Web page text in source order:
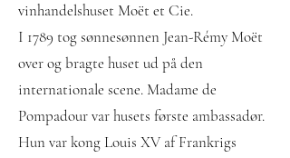
vinhandelshuset Moët et Cie.
I 1789 tog sønnesønnen Jean-Rémy Moët
over og bragte huset ud på den
internationale scene. Madame de
Pompadour var husets første ambassadør.
Hun var kong Louis XV af Frankrigs